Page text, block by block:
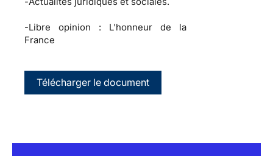
-Libre opinion : L'honneur de la
France
Télécharger le document